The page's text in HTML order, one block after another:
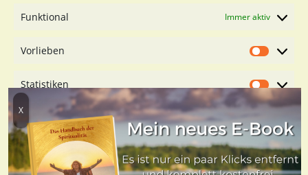
Funktional Immer aktiv
Vorlieben Vorlieben
Statistiken
Marketing
Dienste verwalten